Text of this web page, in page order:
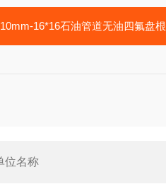
10mm-16*16石油管道无油四氟盘根 聚四氟乙烯盘根批发